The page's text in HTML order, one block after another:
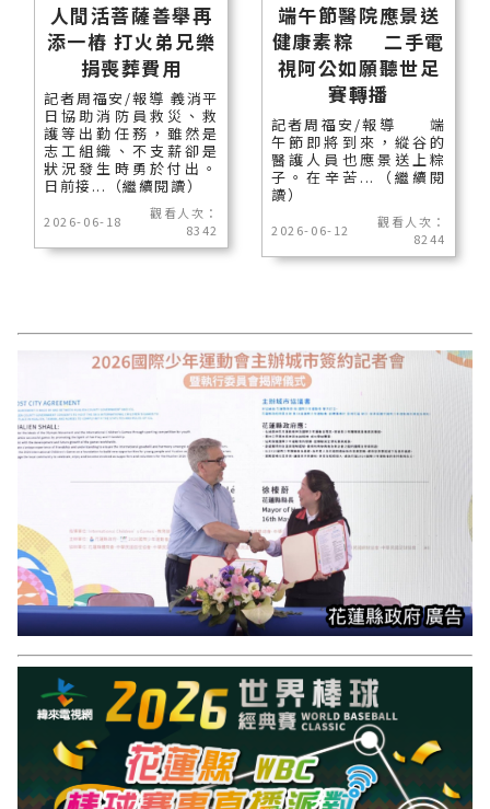
人間活菩薩善舉再
添一樁 打火弟兄樂
捐喪葬費用
記者周福安/報導 義消平
日協助消防員救災、救
護等出勤任務，雖然是
志工組織、不支薪卻是
狀況發生時勇於付出。
日前接...（繼續閱讀）
2026-06-18
觀看人次：
8342
端午節醫院應景送
健康素粽 二手電
視阿公如願聽世足
賽轉播
記者周福安/報導 端
午節即將到來，縱谷的
醫護人員也應景送上粽
子。在辛苦...（繼續閱
讀）
2026-06-12
觀看人次：
8244